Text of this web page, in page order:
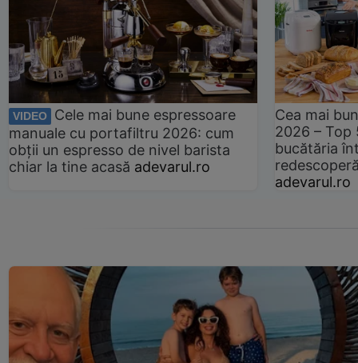
VIDEO
Cele mai bune espressoare
manuale cu portafiltru 2026: cum
obții un espresso de nivel barista
chiar la tine acasă adevarul.ro
Cea mai
2026 –
bucătăria
adevarul.ro